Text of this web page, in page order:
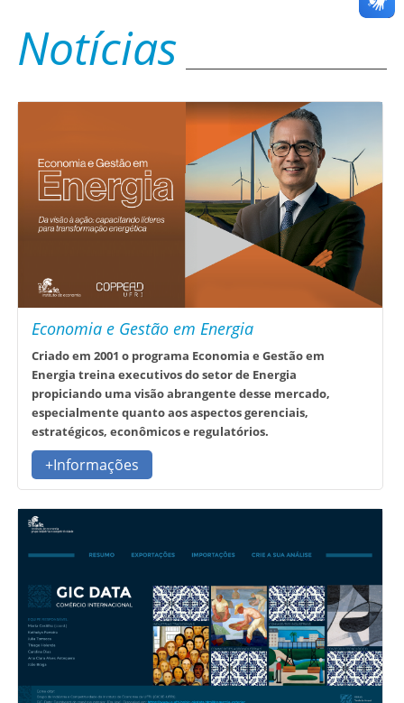
Notícias
Economia e Gestão em Energia
Criado em 2001 o programa Economia e Gestão em
Energia treina executivos do setor de Energia
propiciando uma visão abrangente desse mercado,
especialmente quanto aos aspectos gerenciais,
estratégicos, econômicos e regulatórios.
+Informações